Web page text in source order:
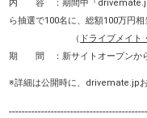
内 容 ：期間中『drivemate.jp
ら抽選で100名に、総額100万円相
（ ドライブメイト
期 間 ：新サイトオープンから
※詳細は公開時に、drivemate.jp